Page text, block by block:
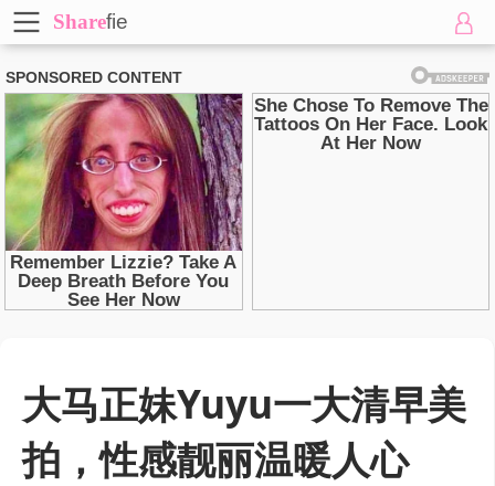
Sharefie
大马正妹Yuyu一大清早美
拍，性感靓丽温暖人心